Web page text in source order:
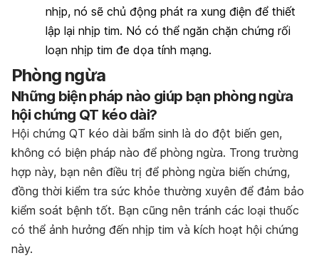
nhịp, nó sẽ chủ động phát ra xung điện để thiết
lập lại nhịp tim. Nó có thể ngăn chặn chứng rối
loạn nhịp tim đe dọa tính mạng.
Phòng ngừa
Những biện pháp nào giúp bạn phòng ngừa
hội chứng QT kéo dài?
Hội chứng QT kéo dài bẩm sinh là do đột biến gen,
không có biện pháp nào để phòng ngừa. Trong trường
hợp này, bạn nên điều trị để phòng ngừa biến chứng,
đồng thời kiểm tra sức khỏe thường xuyên để đảm bảo
kiểm soát bệnh tốt. Bạn cũng nên tránh các loại thuốc
có thể ảnh hưởng đến nhịp tim và kích hoạt hội chứng
này.